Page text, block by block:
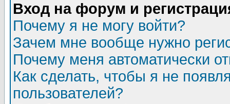
Вход на форум и
Почему я не могу войти?
Зачем мне вообще нужно
Почему меня автоматически
Как сделать, чтобы я не
пользователей?